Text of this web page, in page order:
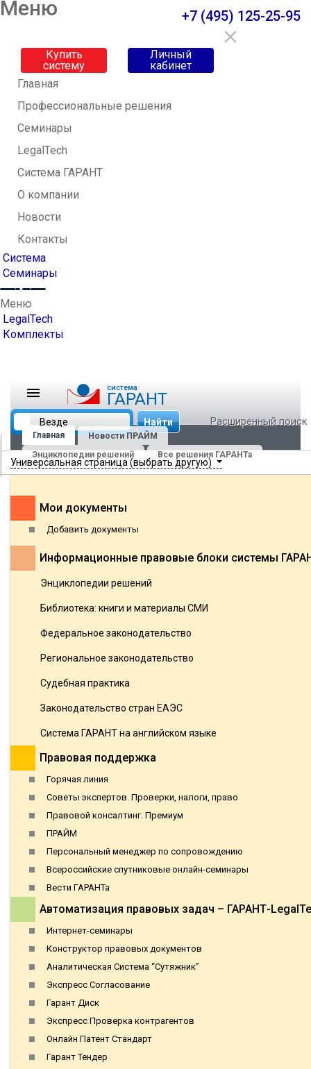
Меню
Купить
систему
Личный
кабинет
Главная
Профессиональные решения
Семинары
LegalTech
Система ГАРАНТ
О компании
Новости
Контакты
Система
Семинары
Меню
LegalTech
Комплекты
+7 (495) 125-25-95
cистема
ГАРАНТ
Найти Расширенный поиск
Главная
Новости ПРАЙМ
Энциклопедии решений
Все решения ГАРАНТа
Универсальная страница (выбрать другую)
Мои документы
Добавить документы
Информационные правовые блоки системы
Энциклопедии решений
Библиотека: книги и материалы СМИ
Федеральное законодательство
Региональное законодательство
Судебная практика
Законодательство стран ЕАЭС
Система ГАРАНТ на английском языке
Правовая поддержка
Горячая линия
Советы экспертов. Проверки, налоги, право
Правовой консалтинг. Премиум
ПРАЙМ
Персональный менеджер по сопровождению
Всероссийские спутниковые онлайн-семинары
Вести ГАРАНТа
Автоматизация правовых задач – ГАРАНТ-
Интернет-семинары
Конструктор правовых документов
Аналитическая Система “Сутяжник”
Экспресс Согласование
Гарант Диск
Экспресс Проверка контрагентов
Онлайн Патент Стандарт
Гарант Тендер